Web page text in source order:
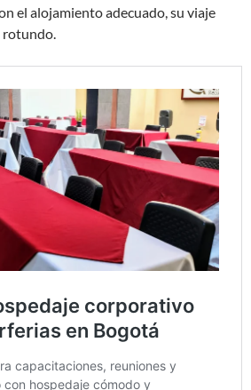
el alojamiento adecuado, su viaje
rotundo.